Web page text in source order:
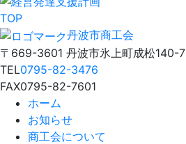
TOP
丹波市商工会
〒669-3601 丹波市氷上町成松140-7
TEL0795-82-3476
FAX0795-82-7601
ホーム
お知らせ
商工会について